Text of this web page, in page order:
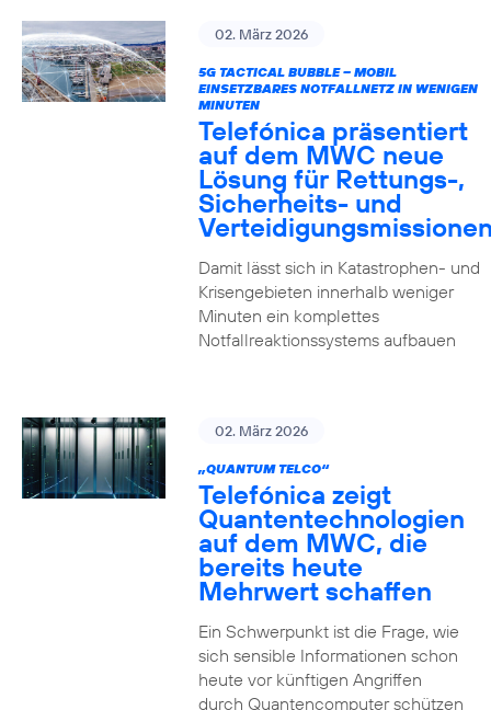
02. März 2026
5G TACTICAL BUBBLE – MOBIL
EINSETZBARES NOTFALLNETZ IN WENIGEN
MINUTEN
Telefónica präsentiert
auf dem MWC neue
Lösung für Rettungs-,
Sicherheits- und
Damit lässt sich in Katastrophen- und
Krisengebieten innerhalb weniger
Minuten ein komplettes
Notfallreaktionssystems aufbauen
02. März 2026
„QUANTUM TELCO“
Telefónica zeigt
Quanten­technologien
auf dem MWC, die
bereits heute
Mehrwert schaffen
Ein Schwerpunkt ist die Frage, wie
sich sensible Informationen schon
heute vor künftigen Angriffen
durch Quantencomputer schützen